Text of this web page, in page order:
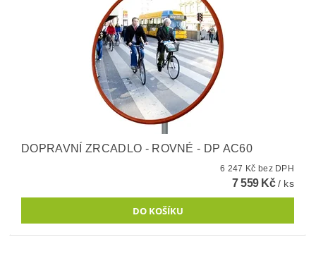
DOPRAVNÍ ZRCADLO - ROVNÉ - DP AC60
6 247 Kč bez DPH
7 559 Kč/ ks